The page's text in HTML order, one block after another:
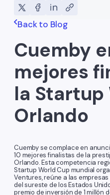
Back to Blog
Cuemby
mejores
la Startup
Orlando
Cuemby se complace en
10 mejores finalistas de la
Orlando. Esta competencia
Startup World Cup mundial
Ventures, reúne a las
del sureste de los Estados
premio de inversión de 1 millón